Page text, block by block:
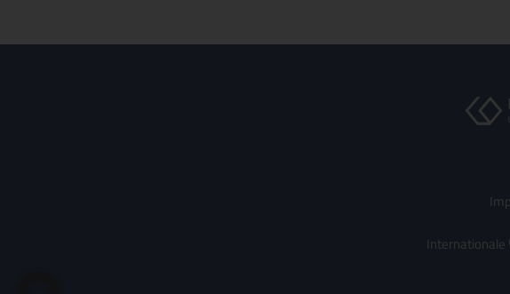
Internationale